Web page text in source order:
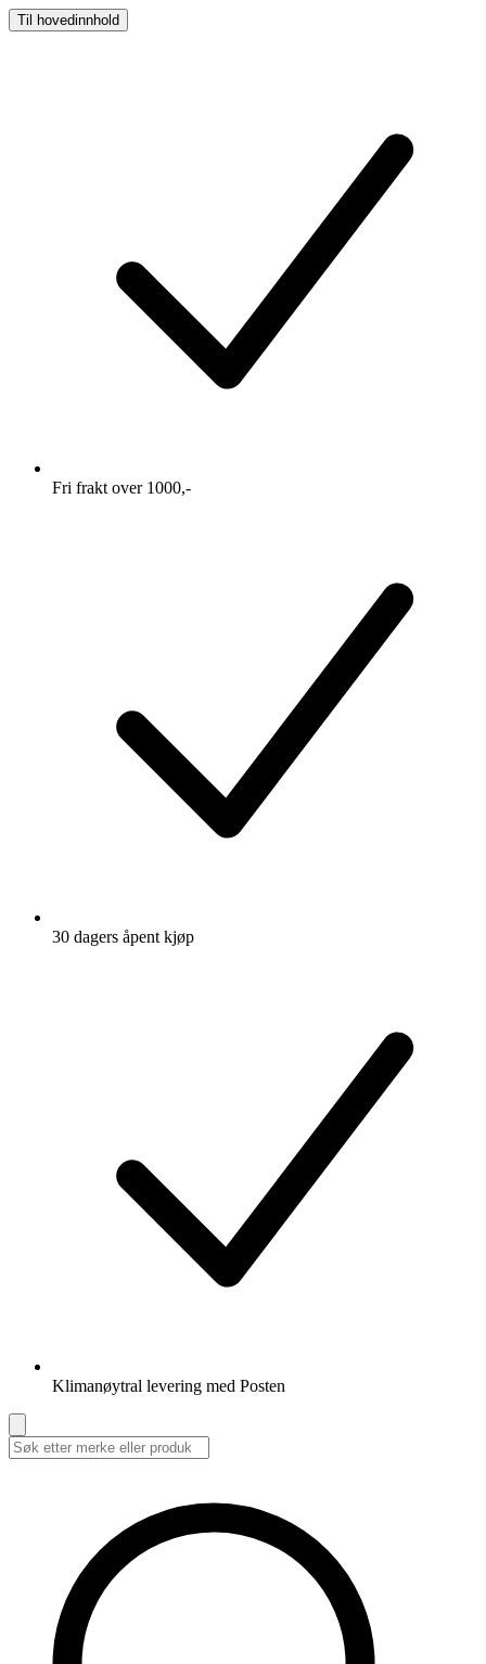
Til hovedinnhold
Fri frakt over 1000,-
30 dagers åpent kjøp
Klimanøytral levering med Posten